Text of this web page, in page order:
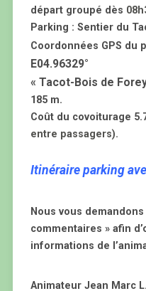
départ groupé dès
Parking : Sentier du
Coordonnées GPS du
E04.96329°
« Tacot-Bois de
185 m.
Coût du covoiturage
entre passagers).
Itinéraire parking
Nous vous
commentaires » afin
informations de
Animateur Jean Marc L.